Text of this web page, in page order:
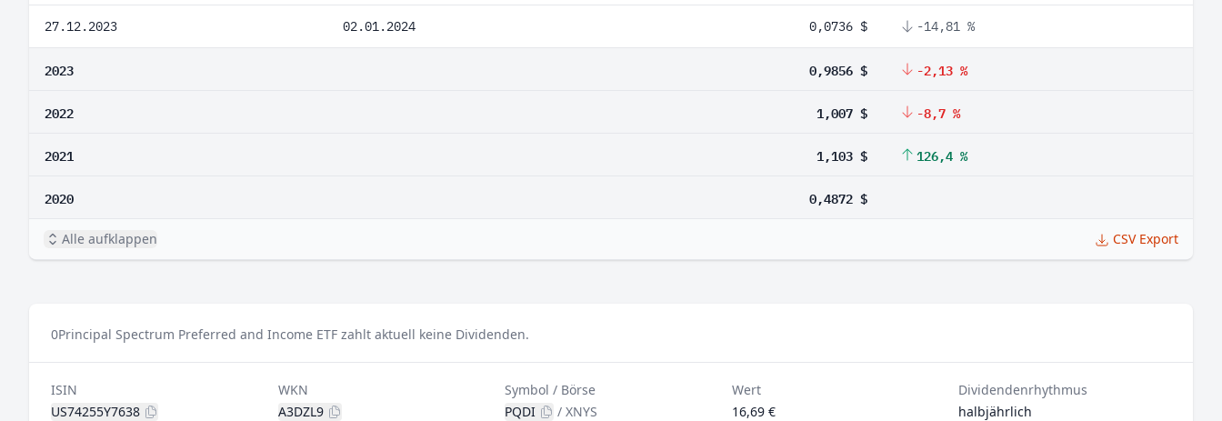
27.12.2023 02.01.2024 0,0736 $ -14,81 %
2023 0,9856 $ -2,13 %
2022 1,007 $ -8,7 %
2021 1,103 $ 126,4 %
2020 0,4872 $
Alle aufklappen CSV Export
0Principal Spectrum Preferred and Income ETF zahlt aktuell keine Dividenden.
ISIN
US74255Y7638
WKN
A3DZL9
Symbol / Börse
PQDI
/XNYS
Wert
16,69 €
Dividendenrhythmus
halbjährlich